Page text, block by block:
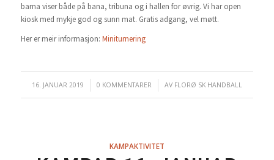
barna viser både på bana, tribuna og i hallen for øvrig. Vi har open
kiosk med mykje god og sunn mat. Gratis adgang, vel møtt.
Her er meir informasjon: Miniturnering
16. JANUAR 2019
/ 0 KOMMENTARER
/ AV FLORØ SK HANDBALL
KAMPAKTIVITET